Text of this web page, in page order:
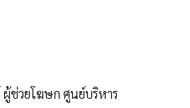
ช่วยโฆษก ศูนย์บริหาร